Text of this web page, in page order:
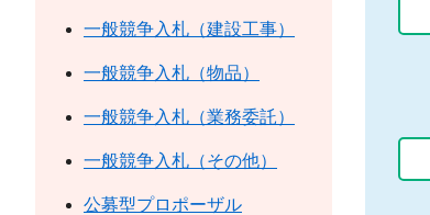
一般競争入札（建設工事）
一般競争入札（物品）
一般競争入札（業務委託）
一般競争入札（その他）
公募型プロポーザル